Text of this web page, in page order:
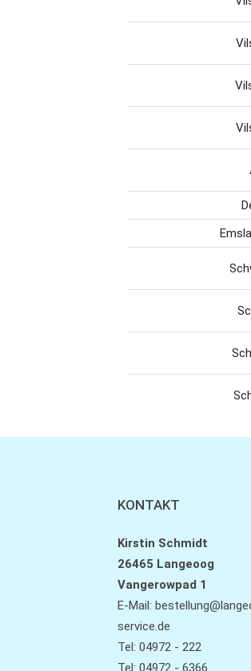
KONTAKT
Kirstin Schmidt
26465 Langeoog
Vangerowpad 1
E-Mail:
service.de
Tel: 04972 - 222
Tel: 04972 - 6366